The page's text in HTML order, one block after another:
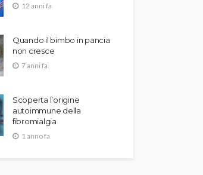
12 anni fa
Quando il bimbo in pancia
non cresce
7 anni fa
Scoperta l’origine
autoimmune della
fibromialgia
1 anno fa